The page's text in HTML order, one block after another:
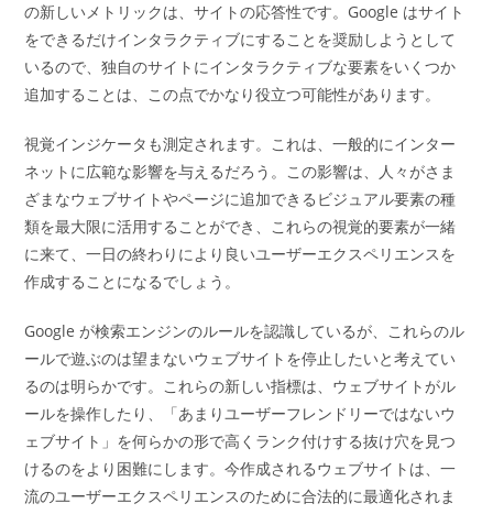
の新しいメトリックは、サイトの応答性です。Google はサイト
をできるだけインタラクティブにすることを奨励しようとして
いるので、独自のサイトにインタラクティブな要素をいくつか
追加することは、この点でかなり役立つ可能性があります。
視覚インジケータも測定されます。これは、一般的にインター
ネットに広範な影響を与えるだろう。この影響は、人々がさま
ざまなウェブサイトやページに追加できるビジュアル要素の種
類を最大限に活用することができ、これらの視覚的要素が一緒
に来て、一日の終わりにより良いユーザーエクスペリエンスを
作成することになるでしょう。
Google が検索エンジンのルールを認識しているが、これらのル
ールで遊ぶのは望まないウェブサイトを停止したいと考えてい
るのは明らかです。これらの新しい指標は、ウェブサイトがル
ールを操作したり、「あまりユーザーフレンドリーではないウ
ェブサイト」を何らかの形で高くランク付けする抜け穴を見つ
けるのをより困難にします。今作成されるウェブサイトは、一
流のユーザーエクスペリエンスのために合法的に最適化されま